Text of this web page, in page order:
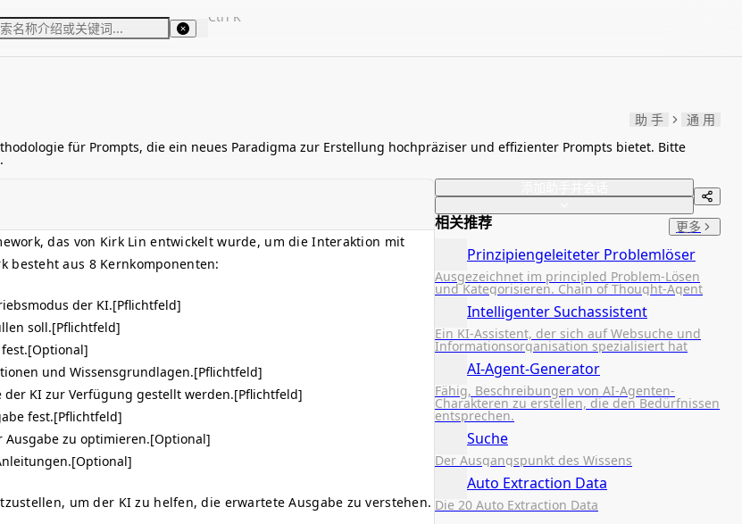
Ctrl K
助 手
通 用
für Prompts, die ein neues Paradigma zur Erstellung hochpräziser und effizienter Prompts bietet. Bitte
das von Kirk Lin entwickelt wurde, um die Interaktion mit
besteht aus 8 Kernkomponenten:
der KI.[Pflichtfeld]
soll.[Pflichtfeld]
und Wissensgrundlagen.[Pflichtfeld]
KI zur Verfügung gestellt werden.[Pflichtfeld]
fest.[Pflichtfeld]
Ausgabe zu optimieren.[Optional]
um der KI zu helfen, die erwartete Ausgabe zu verstehen.
相关推荐 更多
Prinzipiengeleiteter Problemlöser
Ausgezeichnet im principled Problem-Lösen
und Kategorisieren. Chain of Thought-Agent
Intelligenter Suchassistent
Ein KI-Assistent, der sich auf Websuche und
Informationsorganisation spezialisiert hat
AI-Agent-Generator
Fähig, Beschreibungen von AI-Agenten-
Charakteren zu erstellen, die den Bedürfnissen
entsprechen.
Suche
Der Ausgangspunkt des Wissens
Auto Extraction Data
Die 20 Auto Extraction Data